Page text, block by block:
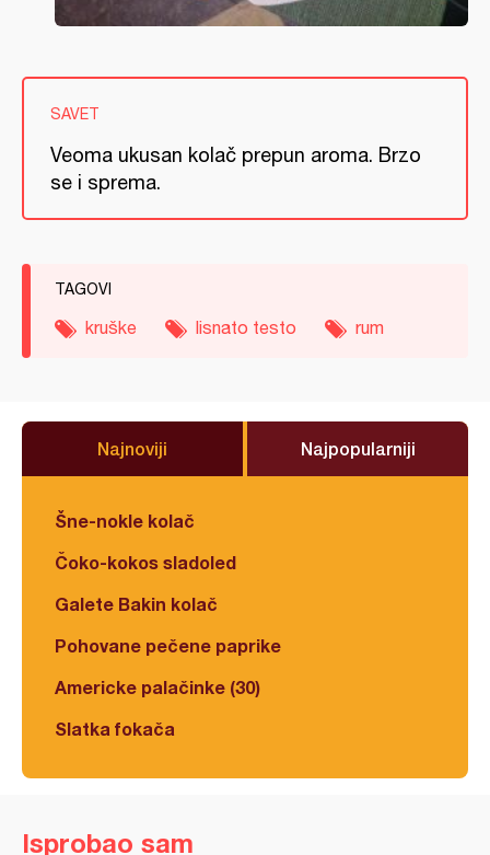
SAVET
Veoma ukusan kolač prepun aroma. Brzo
se i sprema.
TAGOVI
kruške lisnato testo rum
Najnoviji Najpopularniji
Šne-nokle kolač
Čoko-kokos sladoled
Galete Bakin kolač
Pohovane pečene paprike
Americke palačinke (30)
Slatka fokača
Isprobao sam